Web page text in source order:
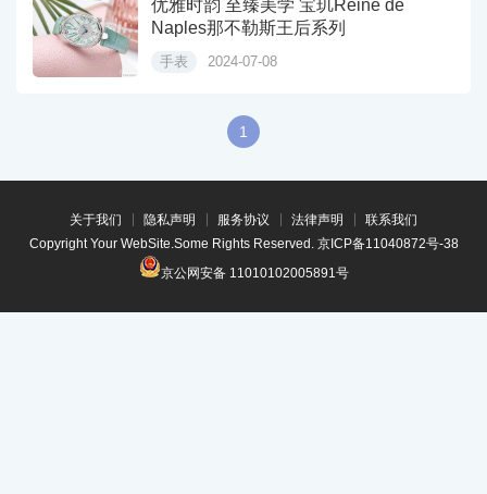
优雅时韵 至臻美学 宝玑Reine de
Naples那不勒斯王后系列
手表 2024-07-08
1
关于我们 隐私声明 服务协议 法律声明
联系我们
Copyright Your WebSite.Some Rights Reserved. 京ICP备11040872号-38
京公网安备 11010102005891号